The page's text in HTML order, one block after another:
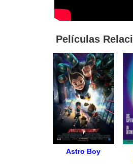
Películas
Astro Boy